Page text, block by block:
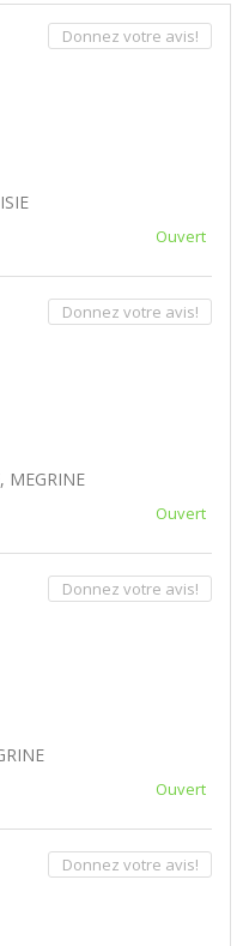
Ouvert
Donnez votre avis!
MEGRINE
Ouvert
Donnez votre avis!
Ouvert
Donnez votre avis!
Donnez votre avis!